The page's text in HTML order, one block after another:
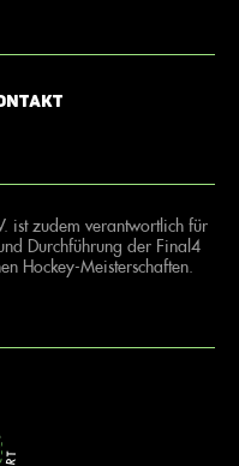
ist zudem verantwortlich für
Durchführung der Final4
Hockey-Meisterschaften.